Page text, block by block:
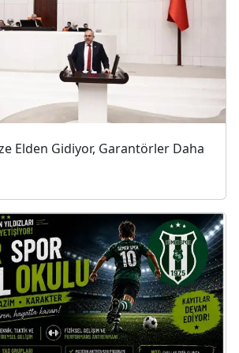
Elden Gidiyor, Garantörler Daha